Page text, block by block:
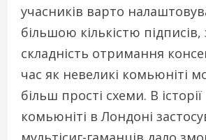
учасників варто
більшою кількістю підписів,
складність отримання
час як невеликі комьюніті
більш прості схеми. В історії
комьюніті в Лондоні